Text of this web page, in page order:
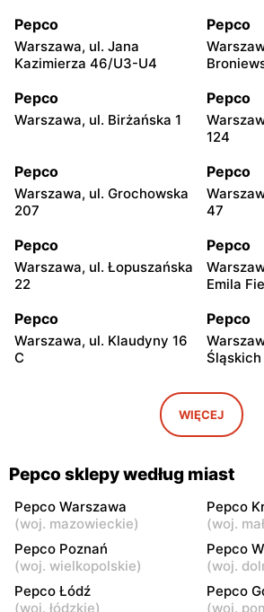
Pepco
Warszawa, ul. Jana
Kazimierza 46/U3-U4
Pepco
Pepco
Warszawa, ul. Birżańska 1
Pepco
124
Pepco
Warszawa, ul. Grochowska
207
Pepco
47
Pepco
Warszawa, ul. Łopuszańska
22
Pepco
Emila
Pepco
Warszawa, ul. Klaudyny 16
C
Pepco
Śląskich
Warszawa, ul. Wrocławska
Pepco
Pepco
Warszawa, ul. Rembielińska
20
Pepco
11
Pepco
Warszawa, ul. Wierna 23
Pepco
Pepco Pepco
WIĘCEJ
Pepco sklepy według miast
Pepco Warszawa
(woj. mazowieckie)
Pepco
(woj.
Pepco Poznań
(woj. wielkopolskie)
Pepco
(woj.
Pepco Łódź
(woj. łódzkie)
Pepco
(woj.